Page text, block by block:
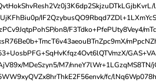
on8/F3Tdko+PfePUty8Vey4/
MDeSzyn5/M7/nneY7lWr+1LGzqMS8TN/
fc/